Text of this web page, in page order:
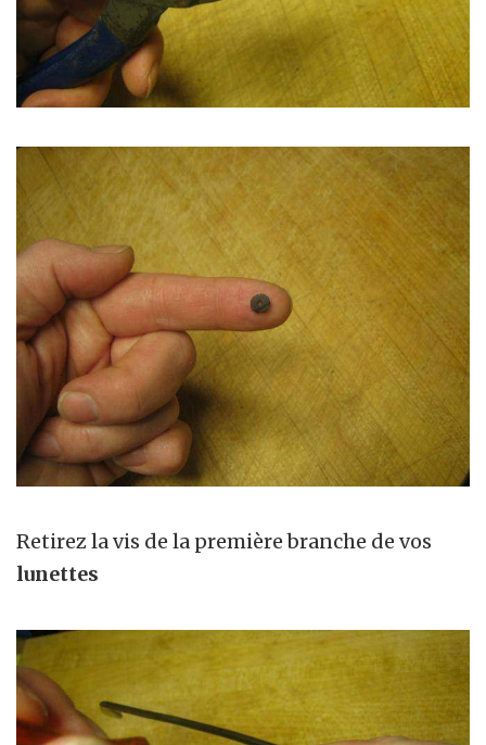
Retirez la vis de la première branche de vos
lunettes